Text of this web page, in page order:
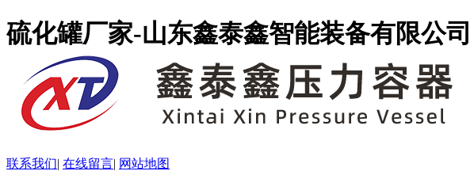
硫化罐厂家-山东鑫泰鑫智能装备有限公司
联系我们| 在线留言| 网站地图